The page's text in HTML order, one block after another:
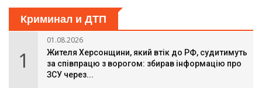
Криминал и ДТП
1
01.08.2026
Жителя Херсонщини, який втік до РФ, судитимуть
за співпрацю з ворогом: збирав інформацію про
ЗСУ через...